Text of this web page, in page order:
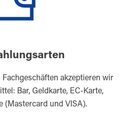
akzeptieren wir
Bar, Geldkarte, EC-Karte,
(Mastercard und VISA).